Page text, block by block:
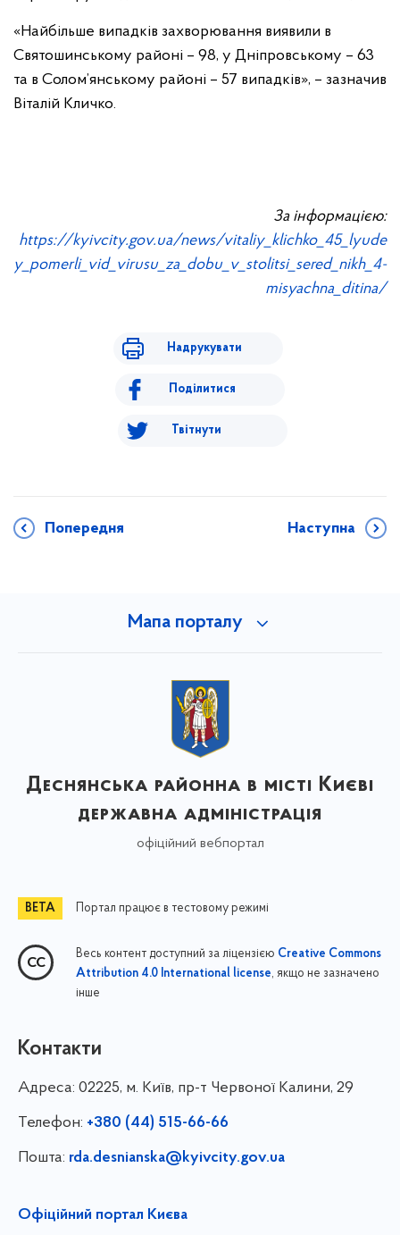
«Найбільше випадків захворювання виявили в
Святошинському районі – 98, у Дніпровському – 63
та в Солом’янському районі – 57 випадків», – зазначив
Віталій Кличко.
За інформацією:
https://kyivcity.gov.ua/news/vitaliy_klichko_45_lyude
y_pomerli_vid_virusu_za_dobu_v_stolitsi_sered_nikh_4-
misyachna_ditina/
Надрукувати
Поділитися
Твітнути
Попередня Наступна
Мапа порталу
Деснянська районна в місті Києві
державна адміністрація
офіційний вебпортал
Портал працює в тестовому режимі
Весь контент доступний за ліцензією Creative Commons
Attribution 4.0 International license, якщо не зазначено
інше
Контакти
Адреса: 02225, м. Київ, пр-т Червоної Калини, 29
Телефон: +380 (44) 515-66-66
Пошта: rda.desnianska@kyivcity.gov.ua
Офіційний портал Києва